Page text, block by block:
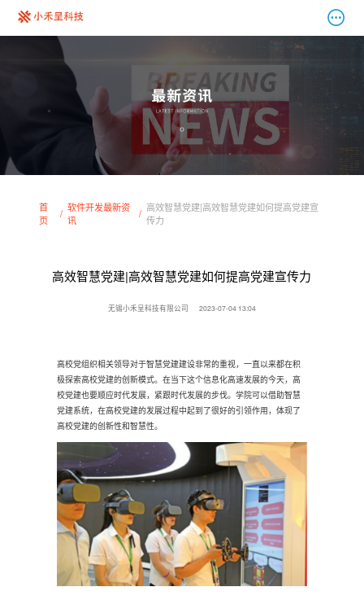
首
页
软件开发最新资
讯
高效智慧党建|高效智慧党建如何提高党建宣
传力
高效智慧党建|高效智慧党建如何提高党建宣传力
无锡小禾呈科技有限公司 2023-07-04 13:04
高校党组织相关领导对于智慧党建建设非常的重视，一直以来都在积
极探索高校党建的创新模式。在当下这个信息化高速发展的今天，高
校党建也要顺应时代发展，紧跟时代发展的步伐。学院可以借助智慧
党建系统，在高校党建的发展过程中起到了很好的引领作用，体现了
高校党建的创新性和智慧性。